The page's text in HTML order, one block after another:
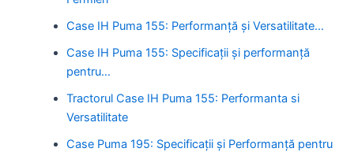
Case IH Puma 155: Performanță și Versatilitate…
Case IH Puma 155: Specificații și performanță
pentru…
Tractorul Case IH Puma 155: Performanta si
Versatilitate
Case Puma 195: Specificații și Performanță pentru